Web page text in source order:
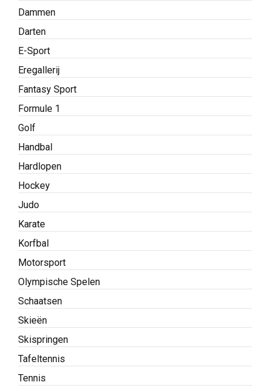
Dammen
Darten
E-Sport
Eregallerij
Fantasy Sport
Formule 1
Golf
Handbal
Hardlopen
Hockey
Judo
Karate
Korfbal
Motorsport
Olympische Spelen
Schaatsen
Skieën
Skispringen
Tafeltennis
Tennis